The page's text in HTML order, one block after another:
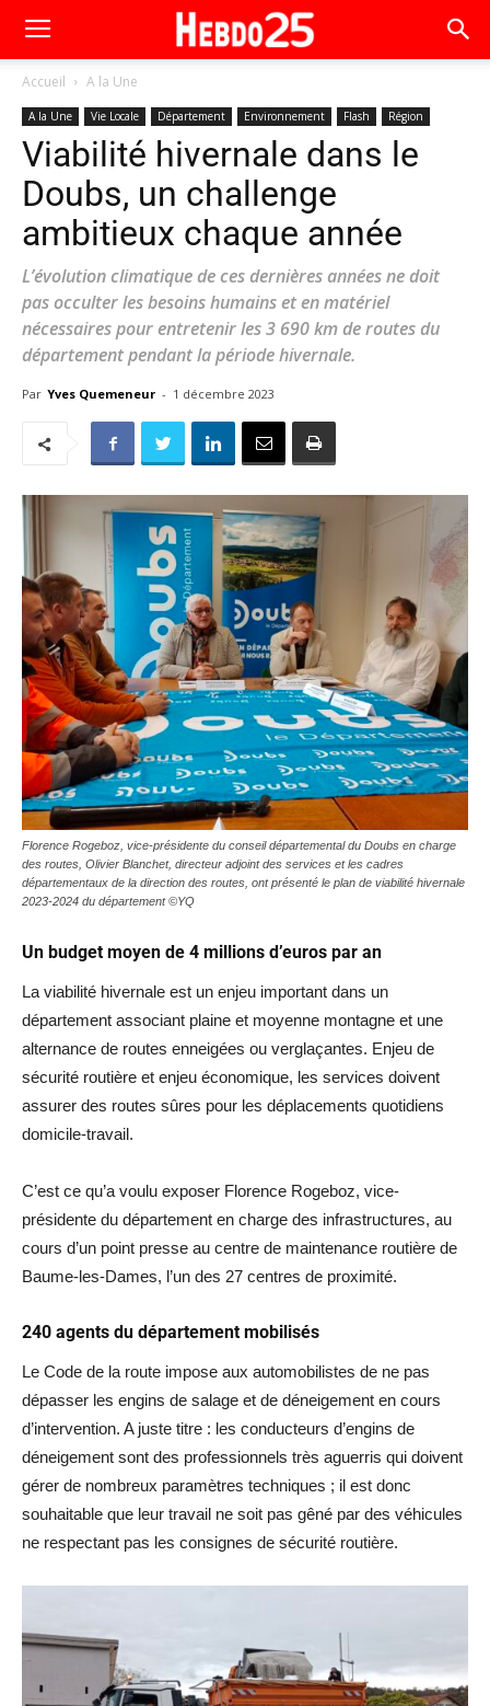
Accueil A la Une
A la Une Vie Locale Département Environnement Flash Région
Viabilité hivernale dans le
Doubs, un challenge
ambitieux chaque année
L’évolution climatique de ces dernières années ne doit
pas occulter les besoins humains et en matériel
nécessaires pour entretenir les 3 690 km de routes du
département pendant la période hivernale.
Par Yves Quemeneur - 1 décembre 2023
Florence Rogeboz, vice-présidente du conseil départemental du Doubs en charge
des routes, Olivier Blanchet, directeur adjoint des services et les cadres
départementaux de la direction des routes, ont présenté le plan de viabilité hivernale
2023-2024 du département ©YQ
Un budget moyen de 4 millions d’euros par an
La viabilité hivernale est un enjeu important dans un
département associant plaine et moyenne montagne et une
alternance de routes enneigées ou verglaçantes. Enjeu de
sécurité routière et enjeu économique, les services doivent
assurer des routes sûres pour les déplacements quotidiens
domicile-travail.
C’est ce qu’a voulu exposer Florence Rogeboz, vice-
présidente du département en charge des infrastructures, au
cours d’un point presse au centre de maintenance routière de
Baume-les-Dames, l’un des 27 centres de proximité.
240 agents du département mobilisés
Le Code de la route impose aux automobilistes de ne pas
dépasser les engins de salage et de déneigement en cours
d’intervention. A juste titre : les conducteurs d’engins de
déneigement sont des professionnels très aguerris qui doivent
gérer de nombreux paramètres techniques ; il est donc
souhaitable que leur travail ne soit pas gêné par des véhicules
ne respectant pas les consignes de sécurité routière.